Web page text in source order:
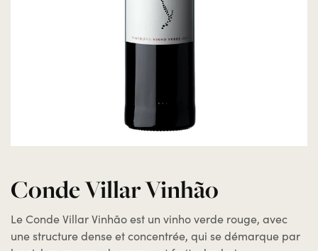
Conde Villar Vinhão
Le Conde Villar Vinhão est un vinho verde rouge, avec
une structure dense et concentrée, qui se démarque par